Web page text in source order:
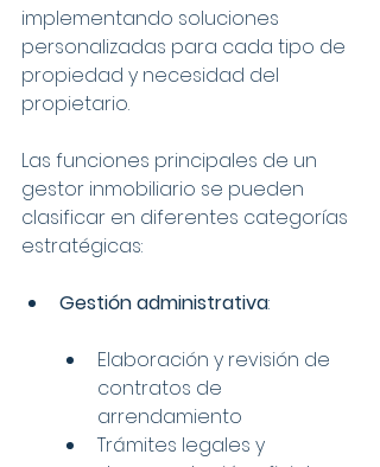
implementando soluciones
personalizadas para cada tipo de
propiedad y necesidad del
propietario.
Las funciones principales de un
gestor inmobiliario se pueden
clasificar en diferentes categorías
estratégicas:
Gestión administrativa:
Elaboración y revisión de
contratos de
arrendamiento
Trámites legales y